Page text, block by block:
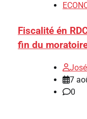
Fiscalité én
fin du
7
0